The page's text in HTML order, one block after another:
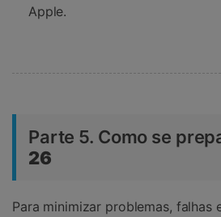
Apple.
Parte 5. Como se
26
Para minimizar problemas, falhas